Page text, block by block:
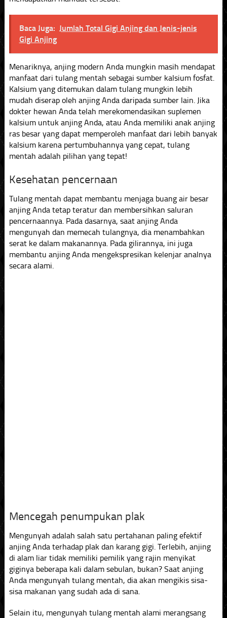
Baca Juga: Jumlah Total Gigi Anjing dan Jenis-jenis
Gigi Anjing
Menariknya, anjing modern Anda mungkin masih mendapat
manfaat dari tulang mentah sebagai sumber kalsium fosfat.
Kalsium yang ditemukan dalam tulang mungkin lebih
mudah diserap oleh anjing Anda daripada sumber lain. Jika
dokter hewan Anda telah merekomendasikan suplemen
kalsium untuk anjing Anda, atau Anda memiliki anak anjing
ras besar yang dapat memperoleh manfaat dari lebih banyak
kalsium karena pertumbuhannya yang cepat, tulang
mentah adalah pilihan yang tepat!
Kesehatan pencernaan
Tulang mentah dapat membantu menjaga buang air besar
anjing Anda tetap teratur dan membersihkan saluran
pencernaannya. Pada dasarnya, saat anjing Anda
mengunyah dan memecah tulangnya, dia menambahkan
serat ke dalam makanannya. Pada gilirannya, ini juga
membantu anjing Anda mengekspresikan kelenjar analnya
secara alami.
Mencegah penumpukan plak
Mengunyah adalah salah satu pertahanan paling efektif
anjing Anda terhadap plak dan karang gigi. Terlebih, anjing
di alam liar tidak memiliki pemilik yang rajin menyikat
giginya beberapa kali dalam sebulan, bukan? Saat anjing
Anda mengunyah tulang mentah, dia akan mengikis sisa-
sisa makanan yang sudah ada di sana.
Selain itu, mengunyah tulang mentah alami merangsang